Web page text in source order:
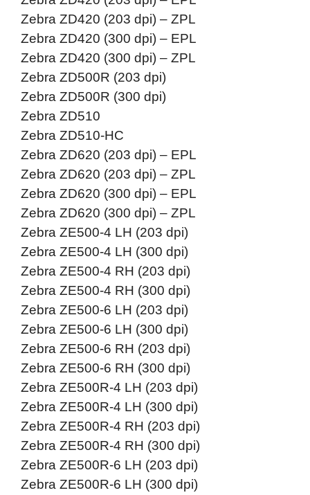
Zebra ZD420 (203 dpi) – ZPL
Zebra ZD420 (300 dpi) – EPL
Zebra ZD420 (300 dpi) – ZPL
Zebra ZD500R (203 dpi)
Zebra ZD500R (300 dpi)
Zebra ZD510
Zebra ZD510-HC
Zebra ZD620 (203 dpi) – EPL
Zebra ZD620 (203 dpi) – ZPL
Zebra ZD620 (300 dpi) – EPL
Zebra ZD620 (300 dpi) – ZPL
Zebra ZE500-4 LH (203 dpi)
Zebra ZE500-4 LH (300 dpi)
Zebra ZE500-4 RH (203 dpi)
Zebra ZE500-4 RH (300 dpi)
Zebra ZE500-6 LH (203 dpi)
Zebra ZE500-6 LH (300 dpi)
Zebra ZE500-6 RH (203 dpi)
Zebra ZE500-6 RH (300 dpi)
Zebra ZE500R-4 LH (203 dpi)
Zebra ZE500R-4 LH (300 dpi)
Zebra ZE500R-4 RH (203 dpi)
Zebra ZE500R-4 RH (300 dpi)
Zebra ZE500R-6 LH (203 dpi)
Zebra ZE500R-6 LH (300 dpi)